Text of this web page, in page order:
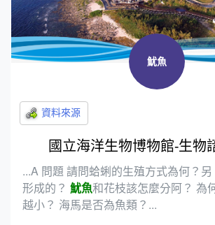
魷魚
國立海洋生物博物館-生物
...A 問題 請問蛤蜊的生殖方式為何？
形成的？ 魷魚和花枝該怎麼分阿？ 為
越小？ 海馬是否為魚類？...